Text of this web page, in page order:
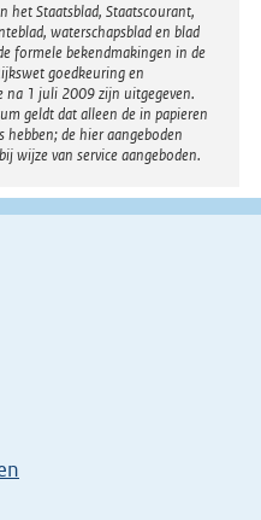
het Staatsblad, Staatscourant,
waterschapsblad en blad
formele bekendmakingen in de
goedkeuring en
na 1 juli 2009 zijn uitgegeven.
geldt dat alleen de in papieren
de hier aangeboden
wijze van service aangeboden.